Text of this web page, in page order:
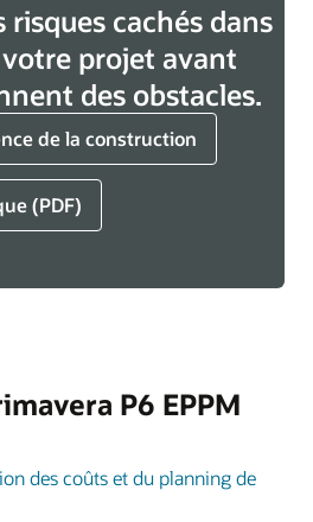
risques cachés dans
projet avant
des obstacles.
de la construction
(PDF)
P6 EPPM
des coûts et du planning de